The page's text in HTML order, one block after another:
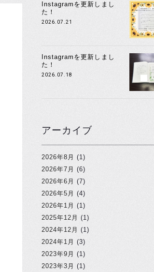
Instagramを更新しまし
た！
2026.07.21
Instagramを更新しまし
た！
2026.07.18
アーカイブ
2026年8月 (1)
2026年7月 (6)
2026年6月 (7)
2026年5月 (4)
2026年1月 (1)
2025年12月 (1)
2024年12月 (1)
2024年1月 (3)
2023年9月 (1)
2023年3月 (1)